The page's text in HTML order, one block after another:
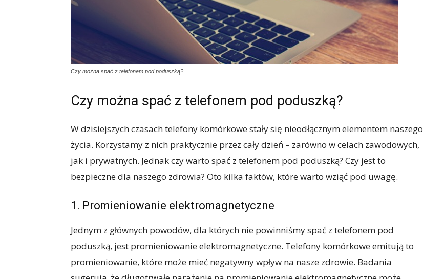
Czy można spać z telefonem pod poduszką?
Czy można spać z telefonem pod poduszką?
W dzisiejszych czasach telefony komórkowe stały się nieodłącznym elementem naszego
życia. Korzystamy z nich praktycznie przez cały dzień – zarówno w celach zawodowych,
jak i prywatnych. Jednak czy warto spać z telefonem pod poduszką? Czy jest to
bezpieczne dla naszego zdrowia? Oto kilka faktów, które warto wziąć pod uwagę.
1. Promieniowanie elektromagnetyczne
Jednym z głównych powodów, dla których nie powinniśmy spać z telefonem pod
poduszką, jest promieniowanie elektromagnetyczne. Telefony komórkowe emitują to
promieniowanie, które może mieć negatywny wpływ na nasze zdrowie. Badania